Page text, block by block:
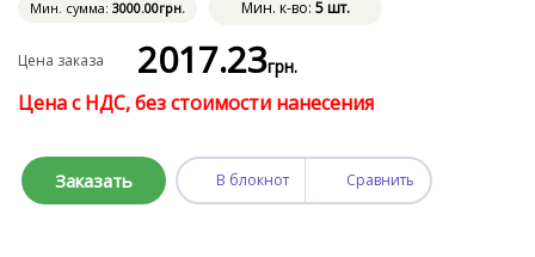
Мин. сумма: 3000.00грн. Мин. к-во: 5 шт.
Цена заказа 2017.23грн.
Цена с НДС, без стоимости нанесения
Заказать В блокнот Сравнить